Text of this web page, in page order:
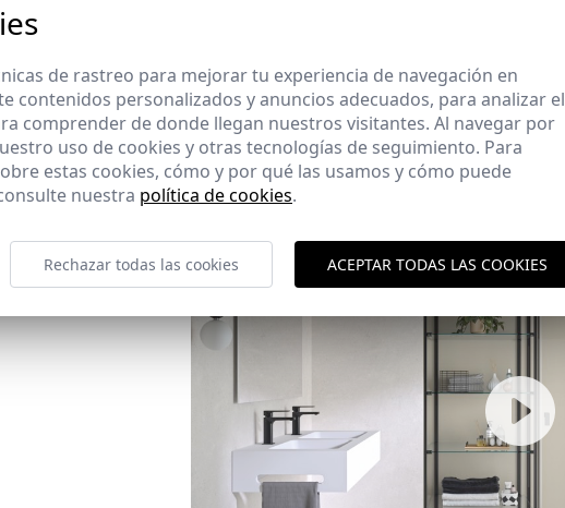
de rastreo para mejorar tu experiencia de navegación en
contenidos personalizados y anuncios adecuados, para analizar el
comprender de donde llegan nuestros visitantes. Al navegar por
uso de cookies y otras tecnologías de seguimiento. Para
estas cookies, cómo y por qué las usamos y cómo puede
nuestra política de cookies.
Rechazar todas las cookies ACEPTAR TODAS LAS COOKIES